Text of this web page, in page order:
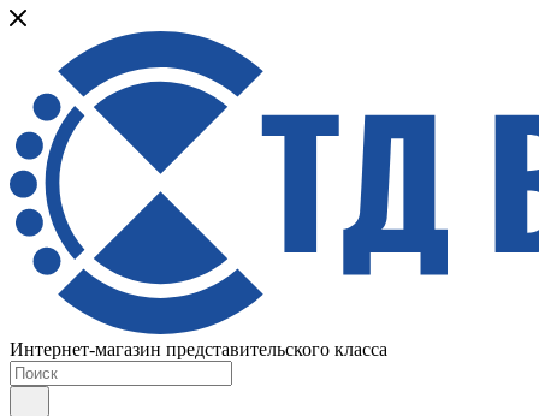
Интернет-магазин представительского класса